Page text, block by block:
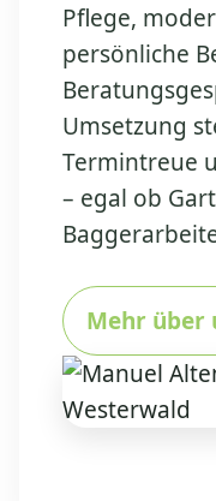
Pflege,
persönliche
Umsetzung
Termintreue
– egal ob
Mehr über